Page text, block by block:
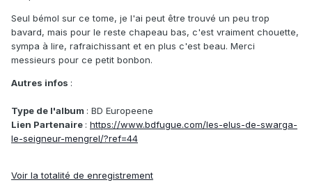
Seul bémol sur ce tome, je l'ai peut être trouvé un peu trop
bavard, mais pour le reste chapeau bas, c'est vraiment chouette,
sympa à lire, rafraichissant et en plus c'est beau. Merci
messieurs pour ce petit bonbon.
Autres infos :
Type de l'album : BD Europeene
Lien Partenaire : https://www.bdfugue.com/les-elus-de-swarga-
le-seigneur-mengrel/?ref=44
Voir la totalité de enregistrement